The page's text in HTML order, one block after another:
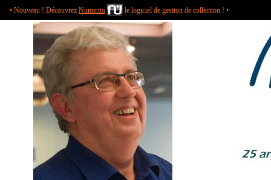
• Nouveau ! Découvrez Numento le logiciel de gestion de collection ! •